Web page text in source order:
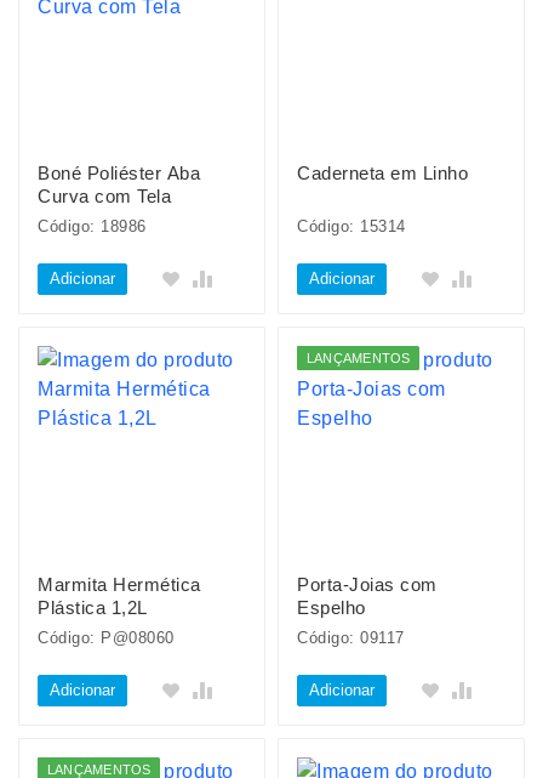
Boné Poliéster Aba
Curva com Tela
Código: 18986
Adicionar
Caderneta em Linho
Código: 15314
Adicionar
Marmita Hermética
Plástica 1,2L
Código: P@08060
Adicionar
LANÇAMENTOS
Porta-Joias com
Espelho
Código: 09117
Adicionar
LANÇAMENTOS